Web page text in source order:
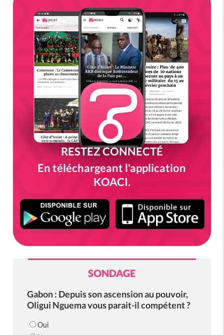
RESTEZ CONNECTÉ
En téléchargeant l'application
KOACI.
SONDAGE
Gabon : Depuis son ascension au pouvoir,
Oligui Nguema vous parait-il compétent ?
Oui